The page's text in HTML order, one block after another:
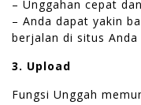
– Unggahan cepat
– Anda dapat yakin
berjalan di situs Anda
3. Upload
Fungsi Unggah